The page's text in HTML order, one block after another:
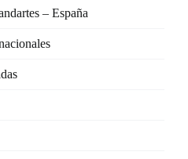
– España